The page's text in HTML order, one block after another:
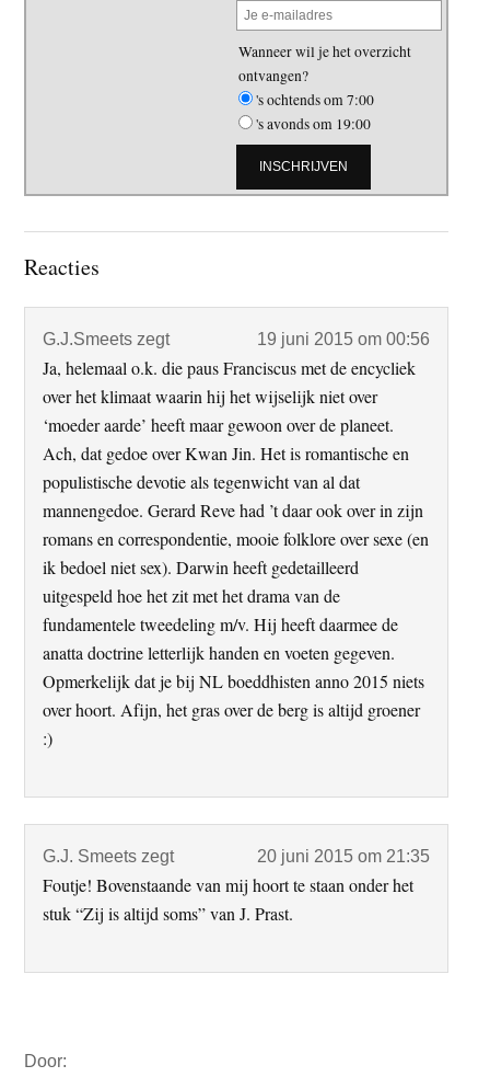
Wanneer wil je het overzicht
ontvangen?
's ochtends om 7:00
's avonds om 19:00
Lees
Reacties
G.J.Smeets zegt 19 juni 2015 om 00:56
Ja, helemaal o.k. die paus Franciscus met de encycliek
over het klimaat waarin hij het wijselijk niet over
‘moeder aarde’ heeft maar gewoon over de planeet.
Ach, dat gedoe over Kwan Jin. Het is romantische en
populistische devotie als tegenwicht van al dat
mannengedoe. Gerard Reve had ’t daar ook over in zijn
romans en correspondentie, mooie folklore over sexe (en
ik bedoel niet sex). Darwin heeft gedetailleerd
uitgespeld hoe het zit met het drama van de
fundamentele tweedeling m/v. Hij heeft daarmee de
anatta doctrine letterlijk handen en voeten gegeven.
Opmerkelijk dat je bij NL boeddhisten anno 2015 niets
over hoort. Afijn, het gras over de berg is altijd groener
:)
G.J. Smeets zegt 20 juni 2015 om 21:35
Foutje! Bovenstaande van mij hoort te staan onder het
stuk “Zij is altijd soms” van J. Prast.
Sidebar
Door: